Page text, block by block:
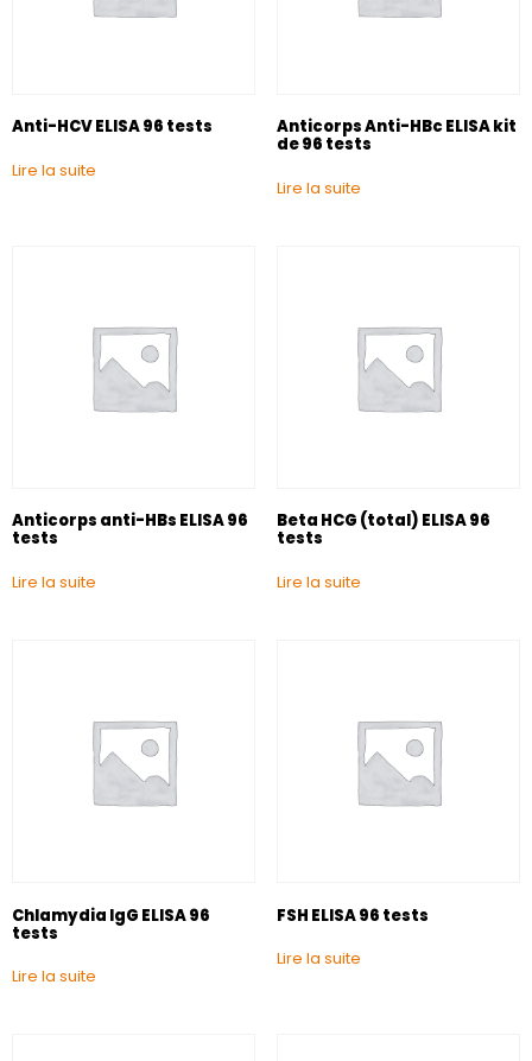
Anti-HCV ELISA 96 tests
Lire la suite
Anticorps Anti-HBc ELISA kit
de 96 tests
Lire la suite
Anticorps anti-HBs ELISA 96
tests
Lire la suite
Beta HCG (total) ELISA 96
tests
Lire la suite
Chlamydia IgG ELISA 96
tests
Lire la suite
FSH ELISA 96 tests
Lire la suite